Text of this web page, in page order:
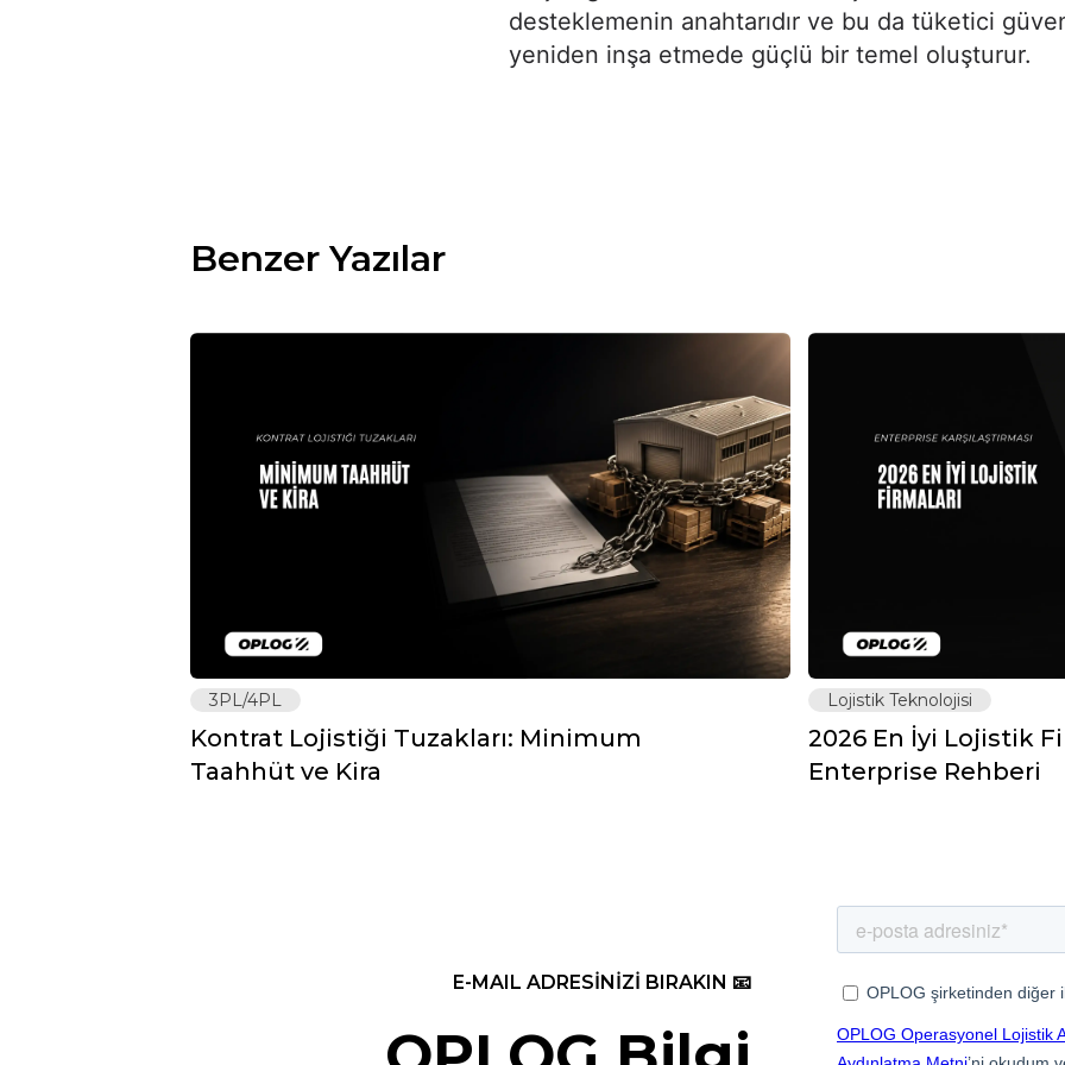
desteklemenin anahtarıdır ve bu da tüketici
yeniden inşa etmede güçlü bir temel oluşturur.
Benzer Yazılar
3PL/4PL
Kontrat Lojistiği Tuzakları: Minimum
Taahhüt ve Kira
Lojistik Teknolojisi
2026 En İyi Lojistik
Enterprise Rehberi
E-MAIL ADRESİNİZİ BIRAKIN 📧